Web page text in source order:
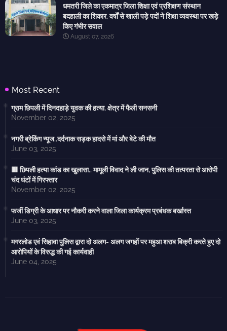
धमतरी जिले का एकमात्र जिला शिक्षा एवं प्रशिक्षण संस्थान
बदहाली का शिकार, वर्षों से खाली पड़े पदों ने शिक्षा व्यवस्था पर खड़े
किए गंभीर सवाल
August 07, 2026
Most Recent
ग्राम छिपली में दिनदहाड़े युवक की हत्या, क्षेत्र में फैली सनसनी
November 02, 2025
नगरी ब्रेकिंग न्यूज..दर्दनाक सड़क हादसे में मां और बेटे की मौत
June 03, 2025
🟥 छिपली हत्या कांड का खुलासा.. मामूली विवाद ने ली जान, पुलिस की तत्परता से आरोपी
चंद घंटों में गिरफ्तार
November 02, 2025
फर्जी डिग्री के आधार पर नौकरी करने वाला जिला कार्यक्रम प्रबंधक बर्खास्त
June 03, 2025
मगरलोड एवं सिहावा पुलिस द्वारा दो अलग- अलग जगहों पर महुआ शराब बिक्री करते हुए दो
आरोपियों के विरुद्ध की गई कार्यवाही
June 04, 2025